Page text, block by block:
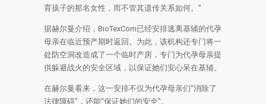
育孩子的那名女性，而不管其遗传关系如何。”
据赫尔曼介绍，BioTexCom已经安排逃离基辅的代孕
母亲在临近预产期时返回。为此，该机构还专门将一
处防空洞改造成了一个临时产房，专门为代孕母亲提
供躲避战火的安全区域，以保证她们安心呆在基辅。
在赫尔曼看来，这一安排不仅为代孕母亲们“消除了
法律障碍”，还能“保证她们的安全”。